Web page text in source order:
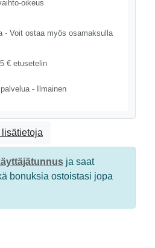
oikeus
- Voit ostaa myös osamaksulla
€ etusetelin
- Ilmainen
ja saat
bonuksia ostoistasi jopa